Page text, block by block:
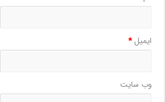
ایمیل*
وب‌ سایت